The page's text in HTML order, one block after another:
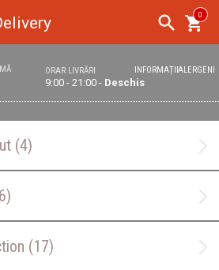
0
INFORMAȚIIALERGENI
ORAR LIVRĂRI
9:00 - 21:00 - Deschis
(4)
(17)